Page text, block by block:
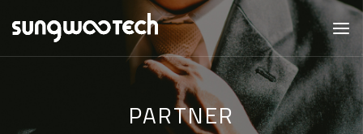
PARTNER